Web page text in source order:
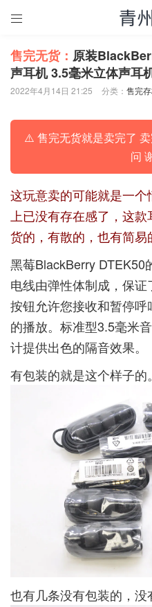

售完无货： 原装
声耳机 3.5毫米立体声
2022年4月14日 21:25 分类： 售完
⚠️ 售完无货就是卖完了
问
这玩意卖的可能就是一
上已没有存在感了，这
货的，有散的，也有简易
黑莓BlackBerry DTEK50
电线由弹性体制成，保
按钮允许您接收和暂停
的播放。标准型3.5毫米
计提供出色的隔音效果。
有包装的就是这个样子的。
也有几条没有包装的，没